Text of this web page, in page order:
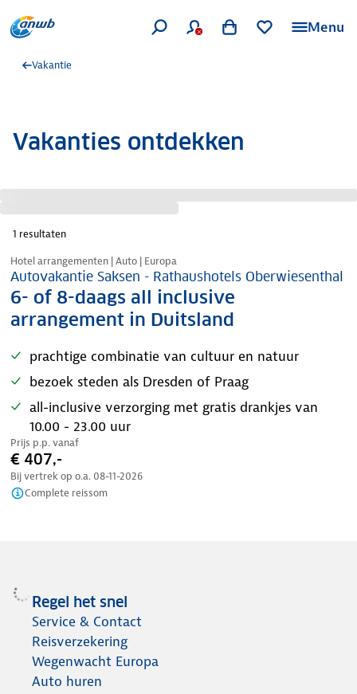
Menu
Vakantie
Vakanties ontdekken
1 resultaten
Nazomer korting
Hotel arrangementen | Auto | Europa
Autovakantie Saksen - Rathaushotels Oberwiesenthal
6- of 8-daags all inclusive
arrangement in Duitsland
prachtige combinatie van cultuur en natuur
bezoek steden als Dresden of Praag
all-inclusive verzorging met gratis drankjes van
10.00 - 23.00 uur
Prijs p.p. vanaf
€ 407,-
Bij vertrek op o.a. 08-11-2026
Complete reissom
Regel het snel
Service & Contact
Reisverzekering
Wegenwacht Europa
Auto huren